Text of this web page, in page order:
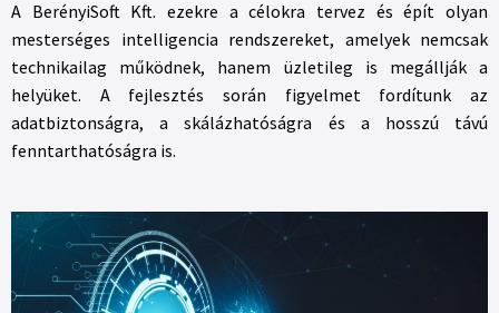
A BerényiSoft Kft. ezekre a célokra tervez és épít olyan
mesterséges intelligencia rendszereket, amelyek nemcsak
technikailag működnek, hanem üzletileg is megállják a
helyüket. A fejlesztés során figyelmet fordítunk az
adatbiztonságra, a skálázhatóságra és a hosszú távú
fenntarthatóságra is.